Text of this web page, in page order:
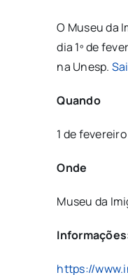
O Museu da
dia 1º de
na Unesp.
Quando
1 de
Onde
Museu da
https://